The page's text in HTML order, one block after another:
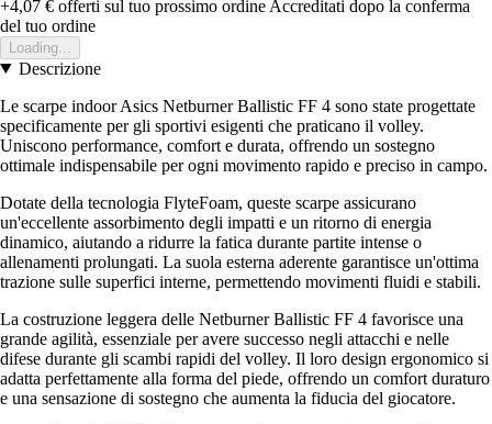
+4,07 € offerti sul tuo prossimo ordine Accreditati dopo la conferma
del tuo ordine
Loading...
Descrizione
Le scarpe indoor Asics Netburner Ballistic FF 4 sono state progettate
specificamente per gli sportivi esigenti che praticano il volley.
Uniscono performance, comfort e durata, offrendo un sostegno
ottimale indispensabile per ogni movimento rapido e preciso in campo.
Dotate della tecnologia FlyteFoam, queste scarpe assicurano
un'eccellente assorbimento degli impatti e un ritorno di energia
dinamico, aiutando a ridurre la fatica durante partite intense o
allenamenti prolungati. La suola esterna aderente garantisce un'ottima
trazione sulle superfici interne, permettendo movimenti fluidi e stabili.
La costruzione leggera delle Netburner Ballistic FF 4 favorisce una
grande agilità, essenziale per avere successo negli attacchi e nelle
difese durante gli scambi rapidi del volley. Il loro design ergonomico si
adatta perfettamente alla forma del piede, offrendo un comfort duraturo
e una sensazione di sostegno che aumenta la fiducia del giocatore.